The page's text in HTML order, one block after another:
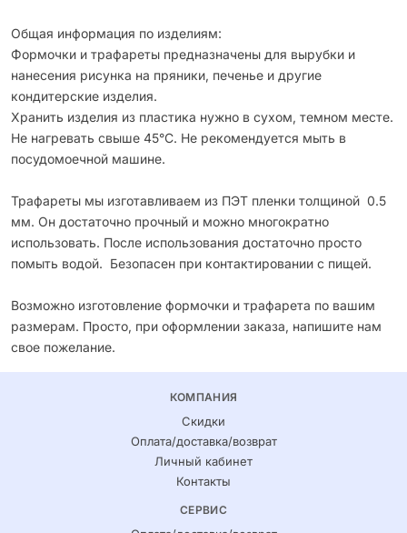
Общая информация по изделиям:
Формочки и трафареты предназначены для вырубки и
нанесения рисунка на пряники, печенье и другие
кондитерские изделия.
Хранить изделия из пластика нужно в сухом, темном месте.
Не нагревать свыше 45°С. Не рекомендуется мыть в
посудомоечной машине.
Трафареты мы изготавливаем из ПЭТ пленки толщиной 0.5
мм. Он достаточно прочный и можно многократно
использовать. После использования достаточно просто
помыть водой. Безопасен при контактировании с пищей.
Возможно изготовление формочки и трафарета по вашим
размерам. Просто, при оформлении заказа, напишите нам
свое пожелание.
КОМПАНИЯ
Скидки
Оплата/доставка/возврат
Личный кабинет
Контакты
СЕРВИС